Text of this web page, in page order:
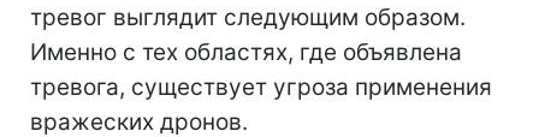
тревог выглядит следующим образом.
Именно с тех областях, где объявлена
тревога, существует угроза применения
вражеских дронов.